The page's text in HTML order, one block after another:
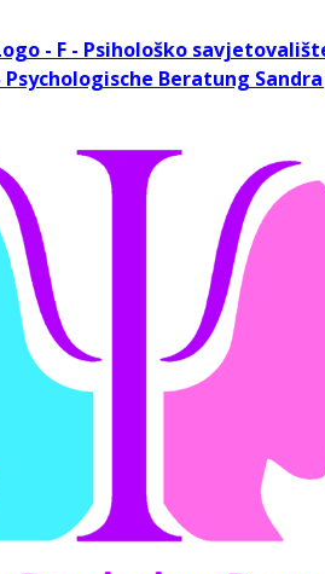
- F - Psihološko
Psychologische Beratung